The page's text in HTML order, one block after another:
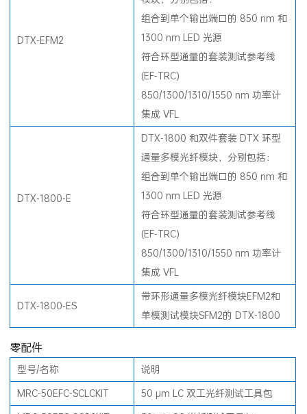
DTX-EFM2
组合到单个输出端口的 850 nm 和
1300 nm LED 光源
符合环型通量的套装测试参考线
(EF-TRC)
850/1300/1310/1550 nm 功率计
集成 VFL
DTX-1800-E
DTX-1800 和双件套装 DTX 环型
通量多模光纤模块，分别包括：
组合到单个输出端口的 850 nm 和
1300 nm LED 光源
符合环型通量的套装测试参考线
(EF-TRC)
850/1300/1310/1550 nm 功率计
集成 VFL
DTX-1800-ES
带环形通量多模光纤模块EFM2和
单模测试模块SFM2的 DTX-1800
零配件
型号/名称
说明
MRC-50EFC-SCLCKIT
50 µm LC 双工光纤测试工具包